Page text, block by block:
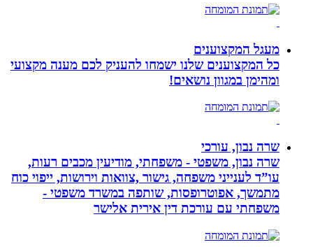
מעגל המקצוענים
כל המקצוענים שלנו ישמחו להעניק לכם מענה מקצועי
ומהימן במגוון נושאים!
שרה נבון, עורכי
שרה נבון, משפטי - משפחתי, מודיעין מכבים רעות,
עו”ד לענייני משפחה, גישור ,צוואות וירושות, ייפוי כוח
מתמשך, אפוטרופסות, שותפה במשרד משפטי -
משפחתי עם עורכת דין אירית אלישר